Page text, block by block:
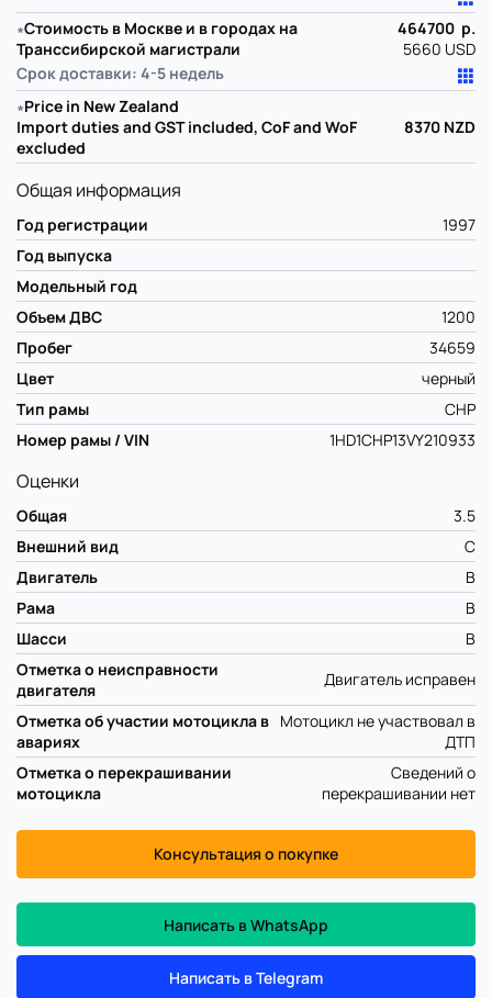
∗Стоимость в Москве и в городах на
Транссибирской магистрали
Срок доставки: 4-5 недель
464700 р.
5660 USD
∗Price in New Zealand
Import duties and GST included, CoF and WoF
excluded
8370 NZD
Общая информация
Год регистрации
1997
Год выпуска
Модельный год
Объем ДВС
1200
Пробег
34659
Цвет
черный
Тип рамы
CHP
Номер рамы / VIN
1HD1CHP13VY210933
Оценки
Общая
3.5
Внешний вид
C
Двигатель
B
Рама
B
Шасси
B
Отметка о неисправности
двигателя
Двигатель исправен
Отметка об участии мотоцикла в
авариях
Мотоцикл не участвовал в
ДТП
Отметка о перекрашивании
мотоцикла
Сведений о
перекрашивании нет
Консультация о покупке
Написать в WhatsApp
Написать в Telegram